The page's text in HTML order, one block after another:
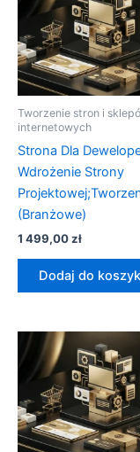
Tworzenie stron i
internetowych
Strona Dla
Wdrożenie Strony
(Branżowe)
1 499,00zł
Dodaj do